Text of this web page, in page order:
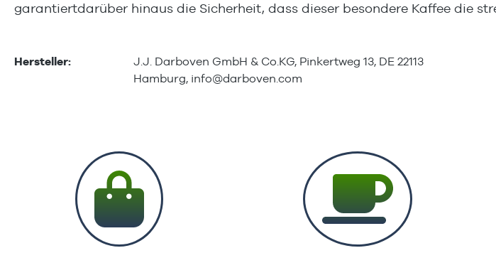
garantiertdarüber hinaus die Sicherheit, dass dieser besondere Kaffee die
Hersteller:
J.J. Darboven GmbH & Co.KG, Pinkertweg 13, DE 22113
Hamburg, info@darboven.com